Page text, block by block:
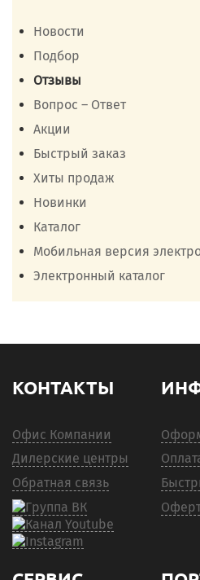
Новости
Подбор
Отзывы
Вопрос – Ответ
Акции
Быстрый заказ
Хиты продаж
Новинки
Каталог
Мобильная версия
Электронный каталог
КОНТАКТЫ
Офис Компании
Дилерские центры
Обратная связь